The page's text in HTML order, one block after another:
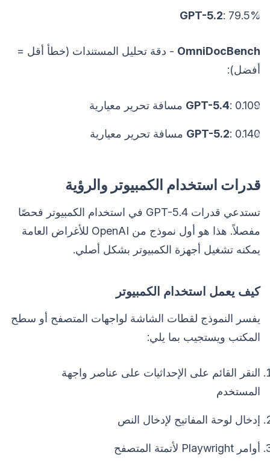
GPT-5.2: 79.5%
OmniDocBench - دقة تحليل المستندات (خطأ أقل =
أفضل):
GPT-5.4: 0.109 مسافة تحرير معيارية
GPT-5.2: 0.140 مسافة تحرير معيارية
قدرات استخدام الكمبيوتر والرؤية
تستدعي قدرات GPT-5.4 في استخدام الكمبيوتر فحصًا
مفصلاً. هذا هو أول نموذج من OpenAI للأغراض العامة
يمكنه تشغيل أجهزة الكمبيوتر بشكل أصلي.
كيف يعمل استخدام الكمبيوتر
يفسر النموذج لقطات الشاشة لواجهات المتصفح أو سطح
المكتب ويستجيب بما يلي:
النقر القائم على الإحداثيات على عناصر واجهة
المستخدم
إدخال لوحة المفاتيح لإدخال النص
أوامر Playwright لأتمتة المتصفح